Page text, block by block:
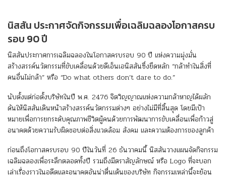
นิสสัน ประกาศจัดกิจกรรมเพื่อเฉลิมฉลองโอกาสครบ
รอบ 90 ปี
นิสสันประกาศการเฉลิมฉลองในโอกาสครบรอบ 90 ปี แห่งความมุ่งมั่น
สร้างสรรค์นวัตกรรมที่ขับเคลื่อนด้วยดีเอ็นเอนิสสันซึ่งยึดหลัก “กล้าทำในสิ่งที่
คนอื่นไม่กล้า” หรือ “Do what others don’t dare to do.”
นับตั้งแต่ก่อตั้งบริษัทในปี พ.ศ. 2476 จิตวิญญาณแห่งความกล้าหาญได้ผลัก
ดันให้นิสสันเดินหน้าสร้างสรรค์นวัตกรรมต่างๆ อย่างไม่มีที่สิ้นสุด โดยมีเป้า
หมายเพื่อการยกระดับคุณภาพชีวิตผู้คนด้วยการพัฒนาการขับเคลื่อนเพื่อก้าวสู่
อนาคตด้วยความรับผิดชอบต่อสิ่งแวดล้อม สังคม และความต้องการของลูกค้า
ก่อนถึงโอกาสครบรอบ 90 ปีในวันที่ 26 ธันวาคมนี้ นิสสันวางแผนจัดกิจกรรม
เฉลิมฉลองเพื่อระลึกตลอดทั้งปี รวมถึงมีตราสัญลักษณ์ หรือ Logo ที่จะบอก
เล่าเรื่องราวในอดีตและอนาคตอันน่าตื่นเต้นของบริษัท กิจกรรมเหล่านี้จะย้อน